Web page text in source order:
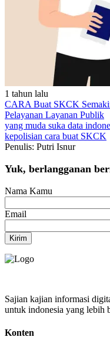
1 tahun lalu
CARA Buat SKCK
Pelayanan Layanan Publik
yang muda suka data
kepolisian cara buat SKCK
Penulis: Putri Isnur
Yuk, berlangganan
Nama Kamu
Email
Kirim
Sajian kajian informasi
untuk indonesia yang lebih
Konten